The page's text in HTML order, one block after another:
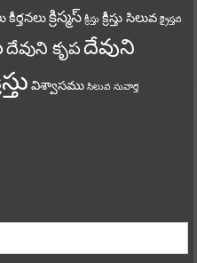
కీర్తనలుక్రిస్మస్ క్రీస్తు క్రీస్తు సిలువ క్రైస్తవ
దేవుని కృపదేవుని
విశ్వాసము సిలువ సువార్త